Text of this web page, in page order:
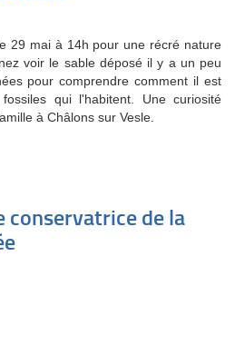
29 mai à 14h pour une récré nature
voir le sable déposé il y a un peu
pour comprendre comment il est
qui l'habitent. Une curiosité
à Châlons sur Vesle.
conservatrice de la